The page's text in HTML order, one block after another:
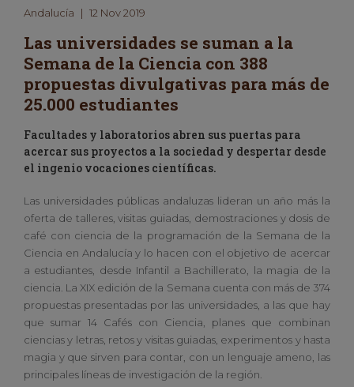
Andalucía | 12 Nov 2019
Las universidades se suman a la
Semana de la Ciencia con 388
propuestas divulgativas para más de
25.000 estudiantes
Facultades y laboratorios abren sus puertas para
acercar sus proyectos a la sociedad y despertar desde
el ingenio vocaciones científicas.
Las universidades públicas andaluzas lideran un año más la
oferta de talleres, visitas guiadas, demostraciones y dosis de
café con ciencia de la programación de la Semana de la
Ciencia en Andalucía y lo hacen con el objetivo de acercar
a estudiantes, desde Infantil a Bachillerato, la magia de la
ciencia. La XIX edición de la Semana cuenta con más de 374
propuestas presentadas por las universidades, a las que hay
que sumar 14 Cafés con Ciencia, planes que combinan
ciencias y letras, retos y visitas guiadas, experimentos y hasta
magia y que sirven para contar, con un lenguaje ameno, las
principales líneas de investigación de la región.